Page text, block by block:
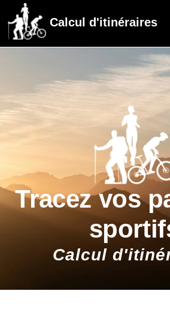
Calcul d'itinéraires
Tracez vos
Calcul